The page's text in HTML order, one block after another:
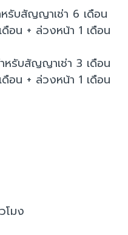
รับสัญญาเช่า 6 เดือน
ดือน + ล่วงหน้า 1 เดือน
รับสัญญาเช่า 3 เดือน
ดือน + ล่วงหน้า 1 เดือน
โมง